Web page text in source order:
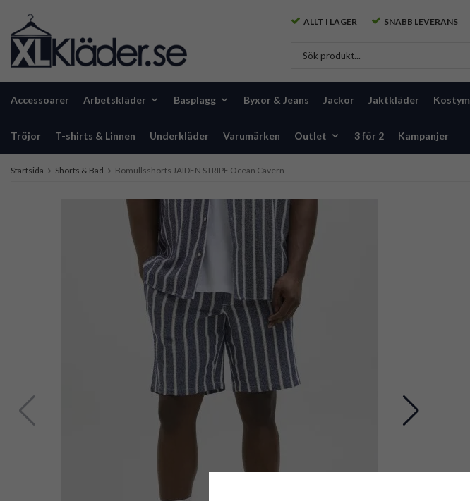
ALLT I LAGER SNABB LEVERANS
Accessoarer Arbetskläder Basplagg Byxor & Jeans Jackor Jaktkläder Kostym
Tröjor T-shirts & Linnen Underkläder Varumärken Outlet 3 för 2 Kampanjer
Startsida Shorts & Bad Bomullsshorts JAIDEN STRIPE Ocean Cavern